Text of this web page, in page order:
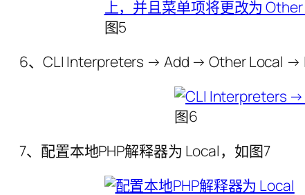
图5
6、CLI Interpreters → Add → Other Local →
图6
7、配置本地PHP解释器为 Local，如图7